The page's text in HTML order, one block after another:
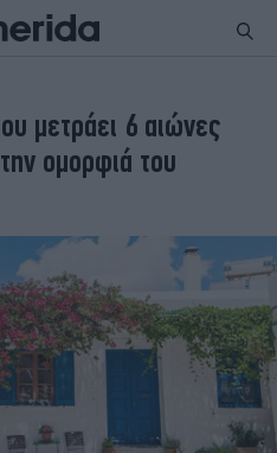
ΕΛΛΑΔΑ
ΚΟΣΜΟΣ
ΣΠΟΡ
ENGLISH EDITION
STORIES
TRAVEL
ΥΓΕΙΑ
ΟΛΥΜΠΙΑΚΟΙ ΑΓΩΝΕΣ
GREEN
μετράει 6 αιώνες
ομορφιά του